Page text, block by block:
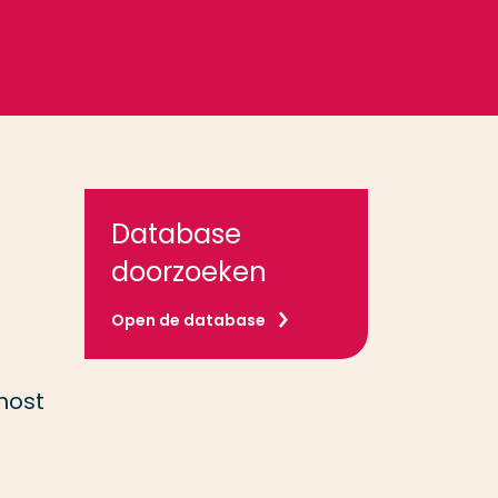
Database
doorzoeken
Open de database